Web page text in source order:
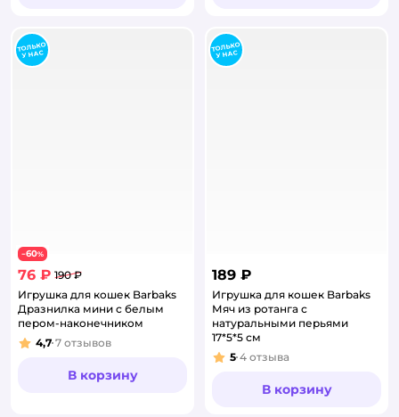
−60%
76 ₽ 190 ₽
Игрушка для кошек Barbaks
Дразнилка мини с белым
пером-наконечником
Рейтинг:
4,7 7 отзывов
В корзину
189 ₽
Игрушка для кошек Barbaks
Мяч из ротанга с
натуральными перьями
17*5*5 см
Рейтинг:
5 4 отзыва
В корзину